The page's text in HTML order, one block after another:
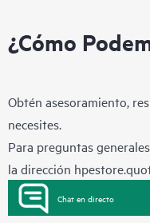
¿Cómo
Obtén asesoramiento,
necesites.
Para preguntas
la dirección
Chat en directo